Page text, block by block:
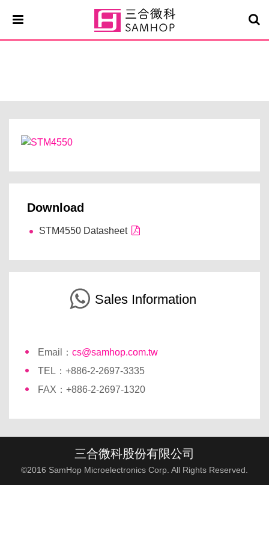
Download
STM4550 Datasheet
Sales Information
Email： cs@samhop.com.tw
TEL：+886-2-2697-3335
FAX：+886-2-2697-1320
三合微科股份有限公司
©2016 SamHop Microelectronics Corp. All Rights Reserved.